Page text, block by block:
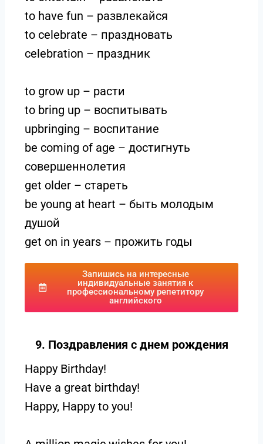
to have fun – развлекайся
to celebrate – праздновать
celebration – праздник
to grow up – расти
to bring up – воспитывать
upbringing – воспитание
be coming of age – достигнуть
совершеннолетия
get older – стареть
be young at heart – быть молодым
душой
get on in years – прожить годы
Запишись на интересные
индивидуальные занятия к
профессиональному репетитору
английского
9. Поздравления с днем рождения
Happy Birthday!
Have a great birthday!
Happy, Happy to you!